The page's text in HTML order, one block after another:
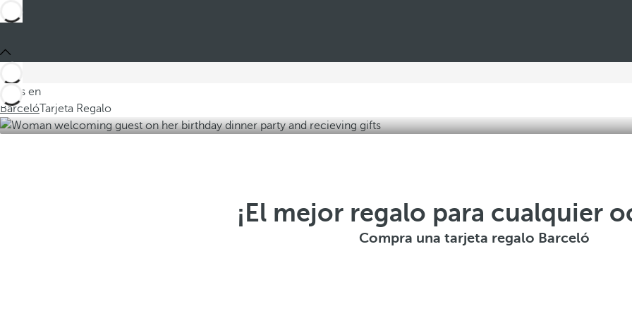
Estás en
BarcelóTarjeta Regalo
¡El mejor regalo para cualquier
Compra una tarjeta regalo Barceló